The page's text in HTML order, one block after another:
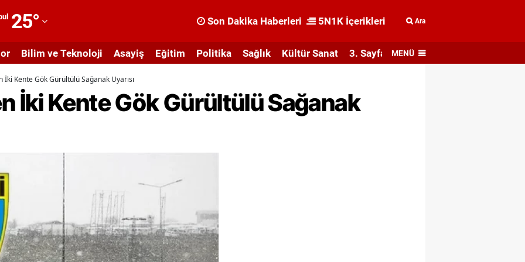
25° Son Dakika Haberleri 5N1K İçerikleri Ara
Bilim ve Teknoloji Asayiş Eğitim Politika Sağlık Kültür Sanat 3. Sayfa MENÜ
Kente Gök Gürültülü Sağanak Uyarısı
İki Kente Gök Gürültülü Sağanak